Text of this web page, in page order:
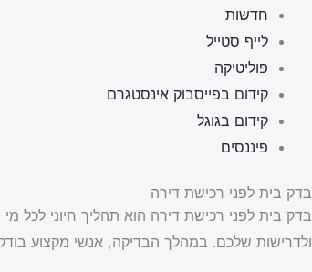
חדשות
לייף סטייל
פוליטיקה
קידום בפייסבוק אינסטגרם
קידום בגוגל
פיננסים
בדק בית לפני רכישת דירה
בדק בית לפני רכישת דירה הוא תהליך חיוני
ולדרישות שלכם. במהלך הבדיקה, אנשי מקצוע